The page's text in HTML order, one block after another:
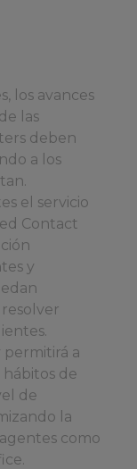
los avances
las
deben
a los
el servicio
Contact
y
permitirá a
de
de
la
como